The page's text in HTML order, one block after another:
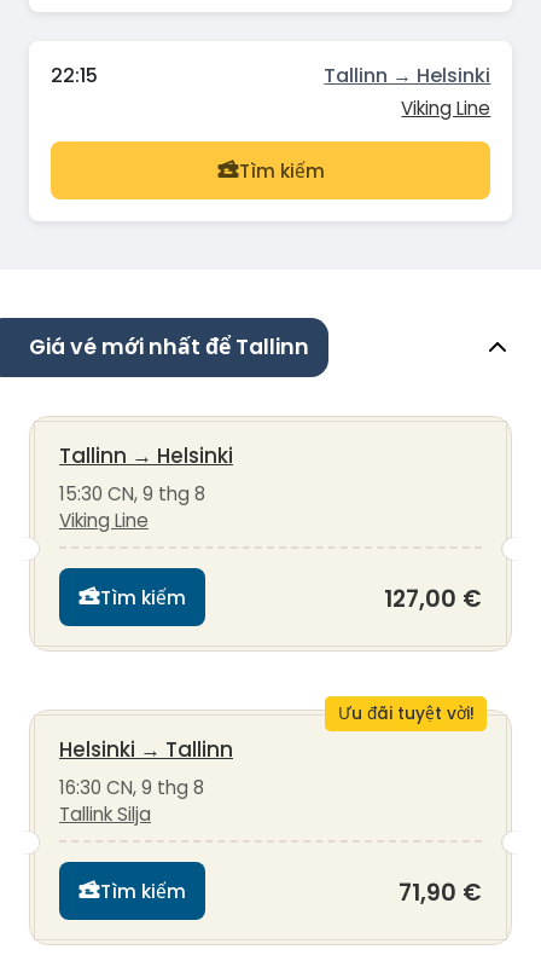
22:15 Tallinn → Helsinki
Viking Line
Tìm kiếm
Giá vé mới nhất để Tallinn
Tallinn → Helsinki
15:30 CN, 9 thg 8
Viking Line
Tìm kiếm 127,00 €
Ưu đãi tuyệt vời!
Helsinki → Tallinn
16:30 CN, 9 thg 8
Tallink Silja
Tìm kiếm 71,90 €